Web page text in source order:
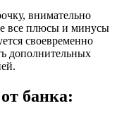
внимательно
все плюсы и минусы
своевременно
дополнительных
банка: